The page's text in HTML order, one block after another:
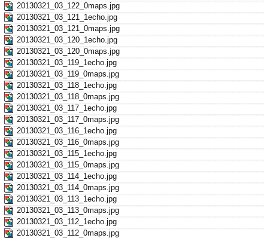
20130321_03_122_0maps.jpg
20130321_03_121_1echo.jpg
20130321_03_121_0maps.jpg
20130321_03_120_1echo.jpg
20130321_03_120_0maps.jpg
20130321_03_119_1echo.jpg
20130321_03_119_0maps.jpg
20130321_03_118_1echo.jpg
20130321_03_118_0maps.jpg
20130321_03_117_1echo.jpg
20130321_03_117_0maps.jpg
20130321_03_116_1echo.jpg
20130321_03_116_0maps.jpg
20130321_03_115_1echo.jpg
20130321_03_115_0maps.jpg
20130321_03_114_1echo.jpg
20130321_03_114_0maps.jpg
20130321_03_113_1echo.jpg
20130321_03_113_0maps.jpg
20130321_03_112_1echo.jpg
20130321_03_112_0maps.jpg